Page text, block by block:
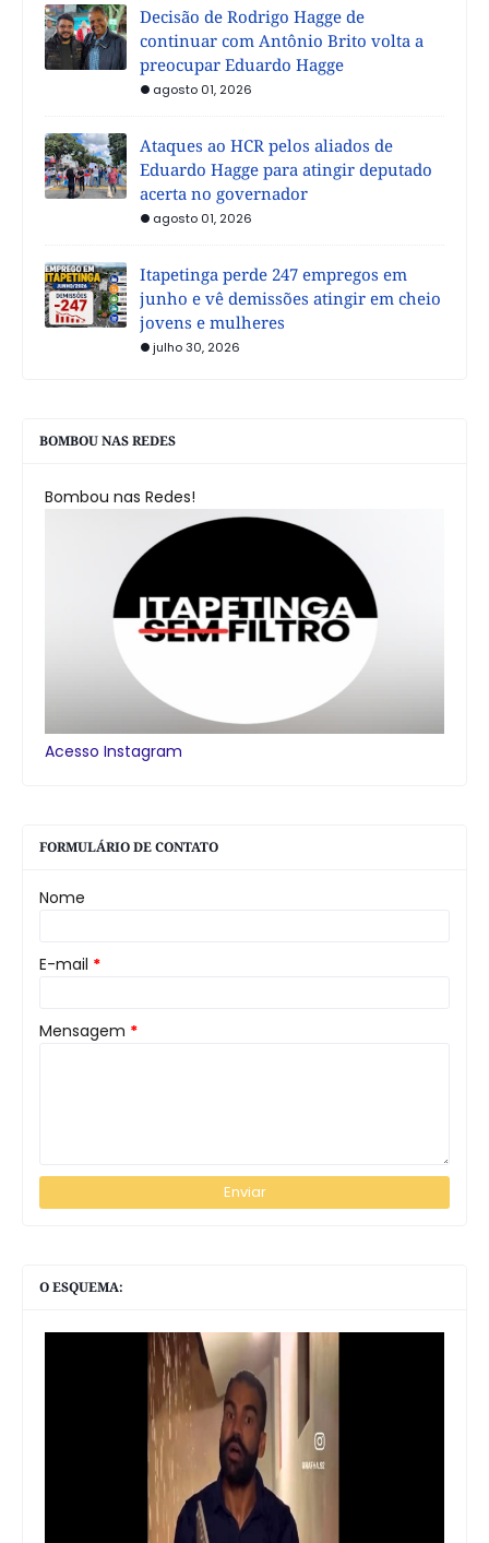
Decisão de Rodrigo Hagge de
continuar com Antônio Brito volta a
preocupar Eduardo Hagge
agosto 01, 2026
Ataques ao HCR pelos aliados de
Eduardo Hagge para atingir deputado
acerta no governador
agosto 01, 2026
Itapetinga perde 247 empregos em
junho e vê demissões atingir em cheio
jovens e mulheres
julho 30, 2026
BOMBOU NAS REDES
Bombou nas Redes!
Acesso Instagram
FORMULÁRIO DE CONTATO
Nome
E-mail *
Mensagem *
O ESQUEMA: